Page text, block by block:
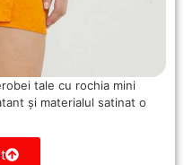
tale cu rochia mini
și materialul satinat o